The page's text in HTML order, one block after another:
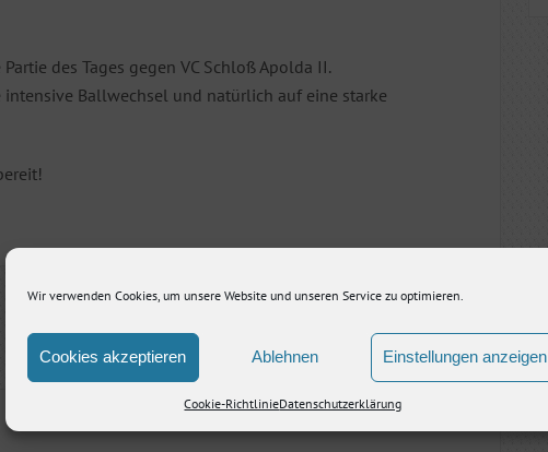
Wir verwenden Cookies, um unsere Website und unseren Service zu optimieren.
Cookies akzeptieren Ablehnen Einstellungen anzeigen
Cookie-RichtlinieDatenschutzerklärung
des Tages gegen VC Schloß Apolda II.
Ballwechsel und natürlich auf eine starke